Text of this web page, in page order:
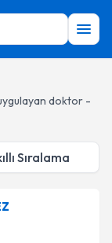
doktor -
Sıralama